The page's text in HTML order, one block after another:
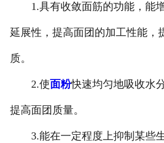
1.具有收敛面筋的功能，能增
延展性，提高面团的加工性能，
质。
2.使面粉快速均匀地吸收水
提高面团质量。
3.能在一定程度上抑制某些